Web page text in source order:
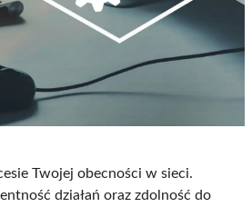
Twojej obecności w sieci.
działań oraz zdolność do